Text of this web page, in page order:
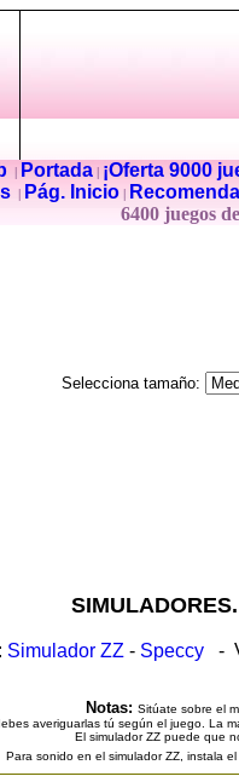
| Portada|
¡Oferta 9000
Pág. Inicio
6400 juegos
Selecciona tamaño:
Simulador ZZ - Speccy -
Notas: Sitúate sobre el
averiguarlas tú según el juego. La
El simulador ZZ puede que
Para sonido en el simulador ZZ, instala